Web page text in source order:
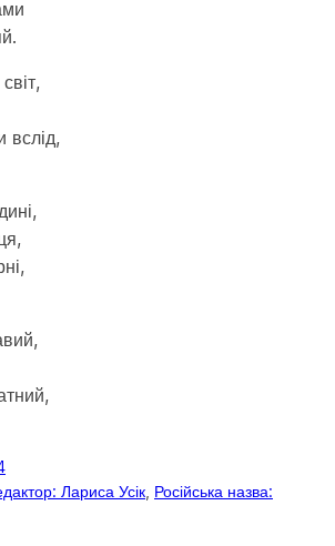
Лариса Усік Російська назва: